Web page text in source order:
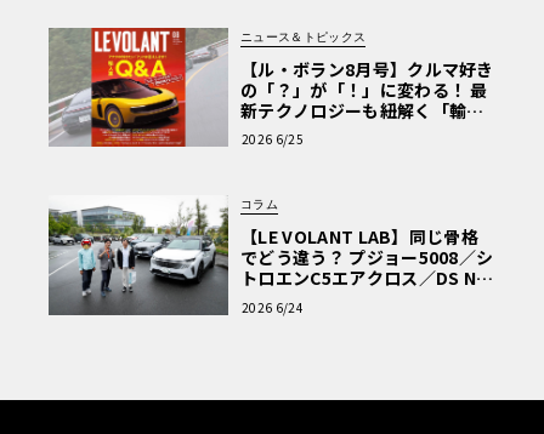
ニュース＆トピックス
【ル・ボラン8月号】クルマ好き
の「？」が「！」に変わる！ 最
新テクノロジーも紐解く「輸入
車Q&A」
2026 6/25
コラム
【LE VOLANT LAB】同じ骨格
でどう違う？ プジョー5008／シ
トロエンC5エアクロス／DS Nº4
読者一気乗りレポート
2026 6/24